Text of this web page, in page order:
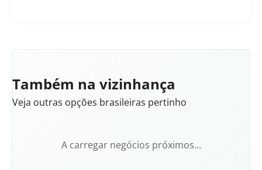
Também na vizinhança
Veja outras opções brasileiras pertinho
A carregar negócios próximos...